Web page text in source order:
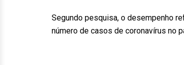
Segundo pesquisa, o desempenho
número de casos de coronavírus no